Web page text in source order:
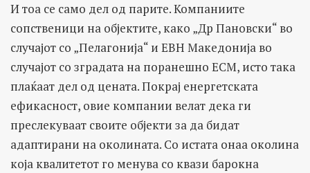
И тоа се само дел од парите. Компаниите
сопственици на објектите, како „Др Пановски“ во
случајот со „Пелагонија“ и ЕВН Македонија во
случајот со зградата на поранешно ЕСМ, исто така
плаќаат дел од цената. Покрај енергетската
ефикасност, овие компании велат дека ги
преслекуваат своите објекти за да бидат
адаптирани на околината. Со истата онаа околина
која квалитетот го менува со квази барокна